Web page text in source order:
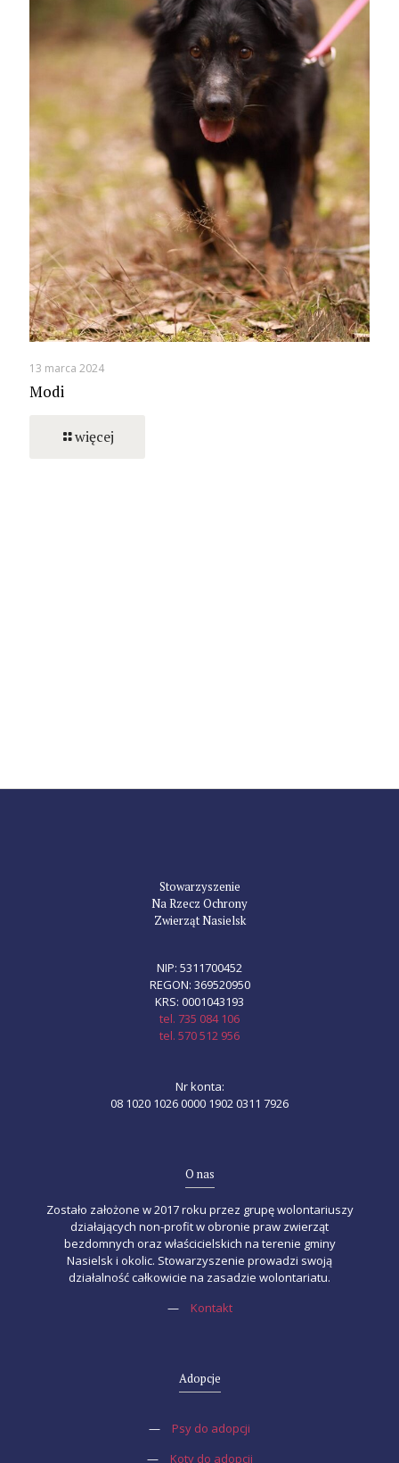
13 marca 2024
Modi
więcej
Stowarzyszenie
Na Rzecz Ochrony
Zwierząt Nasielsk
NIP: 5311700452
REGON: 369520950
KRS: 0001043193
tel. 735 084 106
tel. 570 512 956
Nr konta:
08 1020 1026 0000 1902 0311 7926
O nas
Zostało założone w 2017 roku przez grupę wolontariuszy
działających non-profit w obronie praw zwierząt
bezdomnych oraz właścicielskich na terenie gminy
Nasielsk i okolic. Stowarzyszenie prowadzi swoją
działalność całkowicie na zasadzie wolontariatu.
—
Kontakt
Adopcje
—
Psy do adopcji
—
Koty do adopcji